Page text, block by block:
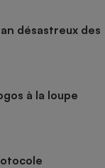
désastreux des
à la loupe